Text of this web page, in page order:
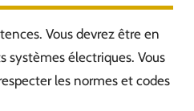
Vous devrez être en
systèmes électriques. Vous
les normes et codes